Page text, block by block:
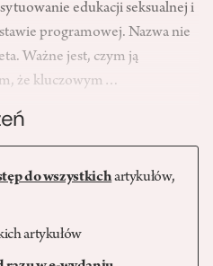
edukacji seksualnej i
programowej. Nazwa nie
Ważne jest, czym ją
że kluczowym…
do wszystkichartykułów,
artykułów